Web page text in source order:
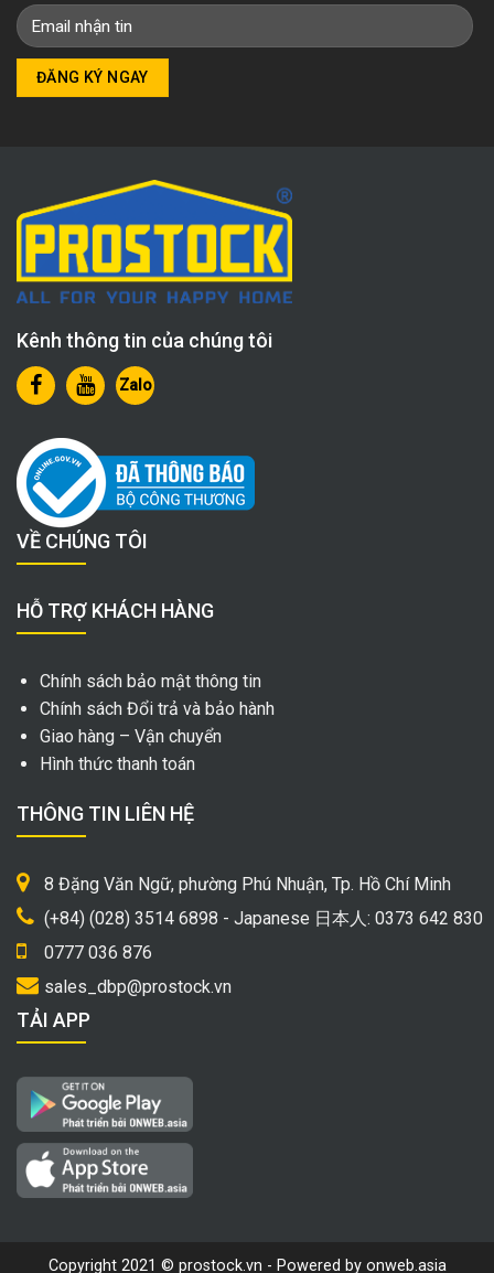
Kênh thông tin của chúng tôi
Zalo
VỀ CHÚNG TÔI
HỖ TRỢ KHÁCH HÀNG
Chính sách bảo mật thông tin
Chính sách Đổi trả và bảo hành
Giao hàng – Vận chuyển
Hình thức thanh toán
THÔNG TIN LIÊN HỆ
8 Đặng Văn Ngữ, phường Phú Nhuận, Tp. Hồ Chí Minh
(+84) (028) 3514 6898 - Japanese 日本人: 0373 642 830
0777 036 876
sales_dbp@prostock.vn
TẢI APP
Copyright 2021 © prostock.vn - Powered by onweb.asia